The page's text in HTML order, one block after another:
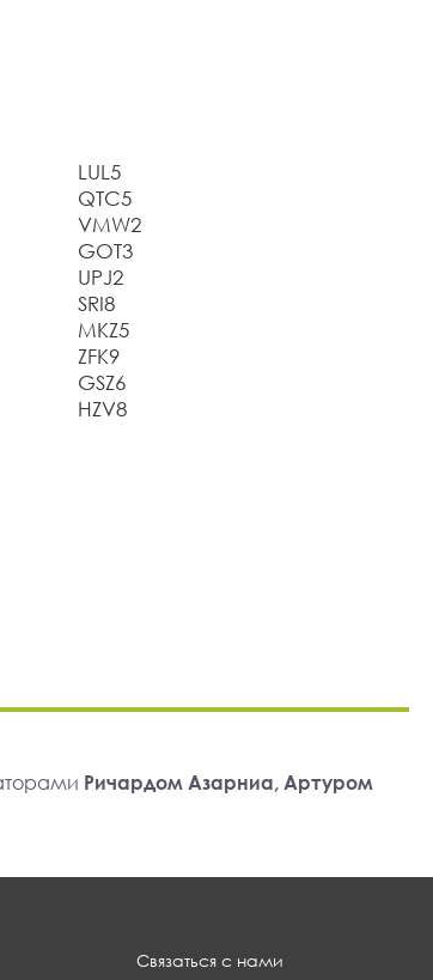
LUL5
QTC5
VMW2
GOT3
UPJ2
SRI8
MKZ5
ZFK9
GSZ6
HZV8
Ричардом Азарниа, Артуром
Связаться с нами